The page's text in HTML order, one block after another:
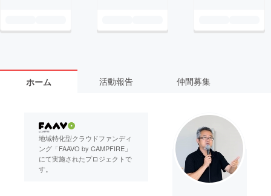
ホーム 活動報告 仲間募集
地域特化型クラウドファンディ
ング「FAAVO by CAMPFIRE」
にて実施されたプロジェクトで
す。